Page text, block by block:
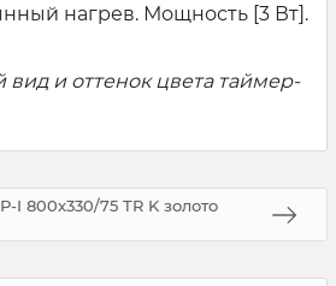
нагрев. Мощность [3 Вт].
и оттенок цвета таймер-
I 800х330/75 TR K золото